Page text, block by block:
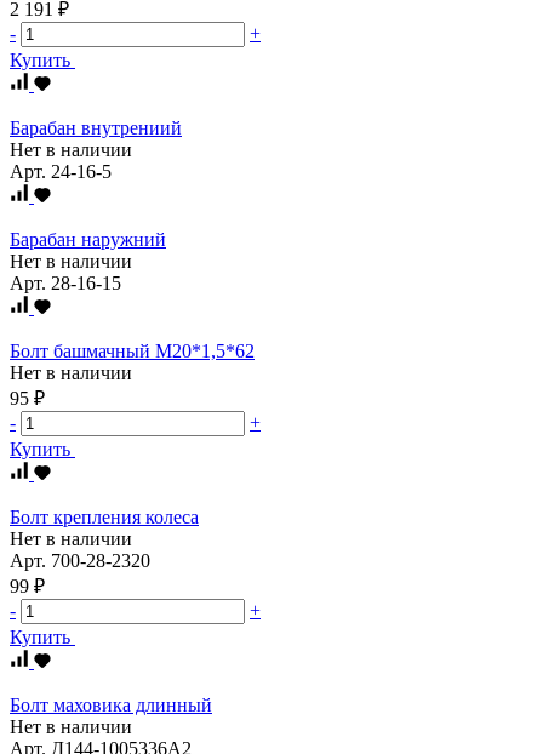
2 191 ₽
-
+
Купить
Барабан внутрениий
Нет в наличии
Арт. 24-16-5
Барабан наружний
Нет в наличии
Арт. 28-16-15
Болт башмачный М20*1,5*62
Нет в наличии
95 ₽
-
+
Купить
Болт крепления колеса
Нет в наличии
Арт. 700-28-2320
99 ₽
-
+
Купить
Болт маховика длинный
Нет в наличии
Арт. Д144-1005336А2